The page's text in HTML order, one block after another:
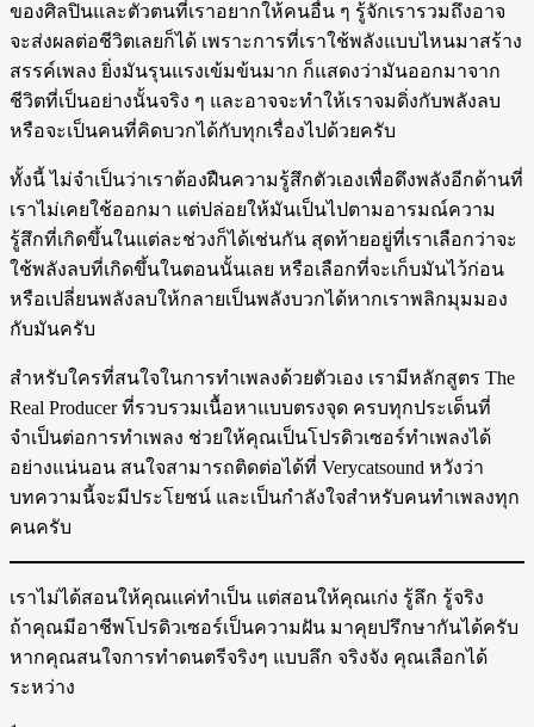
ของศิลปินและตัวตนที่เราอยากให้คนอื่น ๆ รู้จักเรารวมถึงอาจ
จะส่งผลต่อชีวิตเลยก็ได้ เพราะการที่เราใช้พลังแบบไหนมาสร้าง
สรรค์เพลง ยิ่งมันรุนแรงเข้มข้นมาก ก็แสดงว่ามันออกมาจาก
ชีวิตที่เป็นอย่างนั้นจริง ๆ และอาจจะทำให้เราจมดิ่งกับพลังลบ
หรือจะเป็นคนที่คิดบวกได้กับทุกเรื่องไปด้วยครับ
ทั้งนี้ ไม่จำเป็นว่าเราต้องฝืนความรู้สึกตัวเองเพื่อดึงพลังอีกด้านที่
เราไม่เคยใช้ออกมา แต่ปล่อยให้มันเป็นไปตามอารมณ์ความ
รู้สึกที่เกิดขึ้นในแต่ละช่วงก็ได้เช่นกัน สุดท้ายอยู่ที่เราเลือกว่าจะ
ใช้พลังลบที่เกิดขึ้นในตอนนั้นเลย หรือเลือกที่จะเก็บมันไว้ก่อน
หรือเปลี่ยนพลังลบให้กลายเป็นพลังบวกได้หากเราพลิกมุมมอง
กับมันครับ
สำหรับใครที่สนใจในการทำเพลงด้วยตัวเอง เรามีหลักสูตร The
Real Producer ที่รวบรวมเนื้อหาแบบตรงจุด ครบทุกประเด็นที่
จำเป็นต่อการทำเพลง ช่วยให้คุณเป็นโปรดิวเซอร์ทำเพลงได้
อย่างแน่นอน สนใจสามารถติดต่อได้ที่ Verycatsound หวังว่า
บทความนี้จะมีประโยชน์ และเป็นกำลังใจสำหรับคนทำเพลงทุก
คนครับ
เราไม่ได้สอนให้คุณแค่ทำเป็น แต่สอนให้คุณเก่ง รู้ลึก รู้จริง
ถ้าคุณมีอาชีพโปรดิวเซอร์เป็นความฝัน มาคุยปรึกษากันได้ครับ
หากคุณสนใจการทำดนตรีจริงๆ แบบลึก จริงจัง คุณเลือกได้
ระหว่าง